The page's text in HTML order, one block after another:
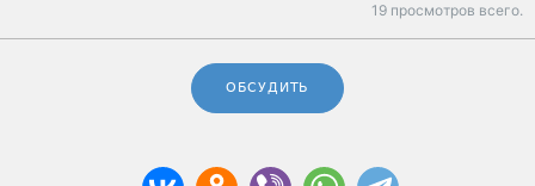
19 просмотров всего.
ОБСУДИТЬ